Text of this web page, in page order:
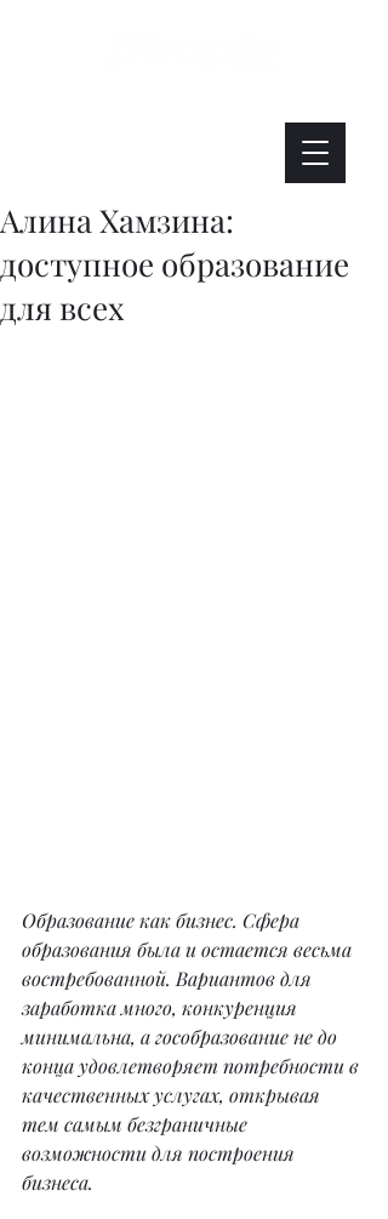
Алина Хамзина:
доступное образование
для всех
Образование как бизнес. Сфера
образования была и остается весьма
востребованной. Вариантов для
заработка много, конкуренция
минимальна, а гособразование не до
конца удовлетворяет потребности в
качественных услугах, открывая
тем самым безграничные
возможности для построения
бизнеса.